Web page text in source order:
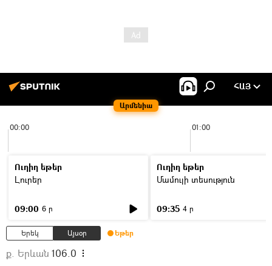
Արմենիա
ՀԱՅ
00:00 01:00
Ուղիղ եթեր
Լուրեր
09:00 6 ր
Ուղիղ եթեր
Մամուլի տեսություն
09:35 4 ր
Երեկ Այսօր Եթեր
ք. Երևան 106.0